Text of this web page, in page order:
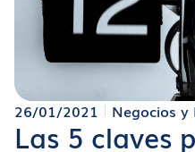
26/01/2021 Negocios y
Las 5 claves